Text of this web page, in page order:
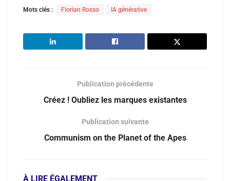
Mots clés : Florian Rosso IA générative
Publication précédente
Créez ! Oubliez les marques existantes
Publication suivante
Communism on the Planet of the Apes
À LIRE ÉGALEMENT